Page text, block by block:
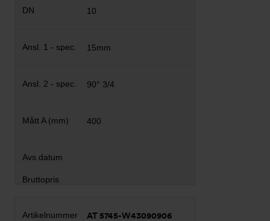
10
15mm
90° 3/4
400
AT 5745-W43090906